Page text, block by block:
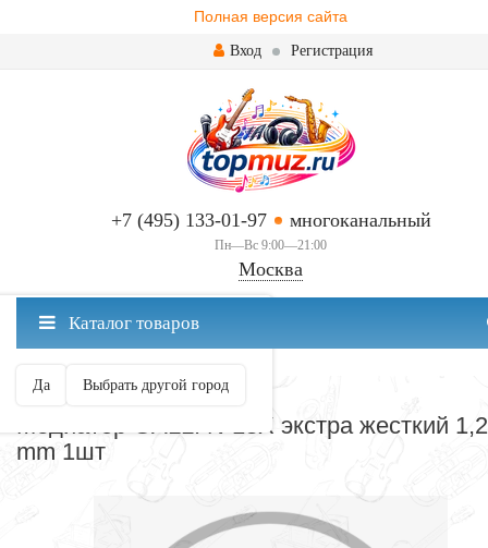
Полная версия сайта
Вход Регистрация
+7 (495) 133-01-97 многоканальный
Пн—Вс 9:00—21:00
Москва
Москва ваш город?
Да Выбрать другой город
Каталог товаров
МЕДИАТОРЫ
Медиатор GALLI N-18X экстра жесткий
mm 1шт